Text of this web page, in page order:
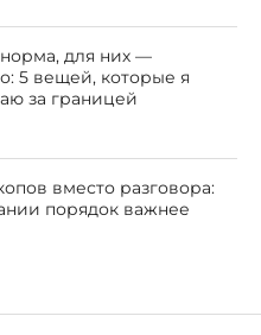
норма, для них —
5 вещей, которые я
за границей
вместо разговора:
порядок важнее